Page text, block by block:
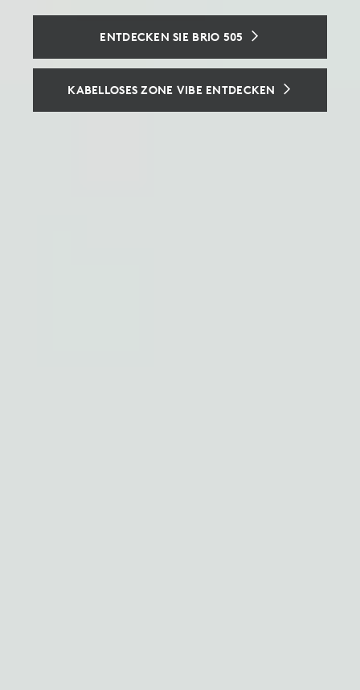
SIEHE LOGITECH SIGHT
ENTDECKEN SIE BRIO 505
KABELLOSES ZONE VIBE ENTDECKEN
EIN EINHEITLICHES HOTDESKING-